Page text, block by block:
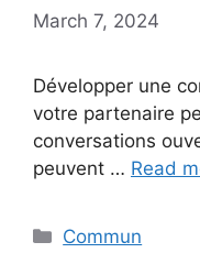
March 7, 2024
Développer une
votre partenaire
conversations
peuvent … Read
Categories
Commun